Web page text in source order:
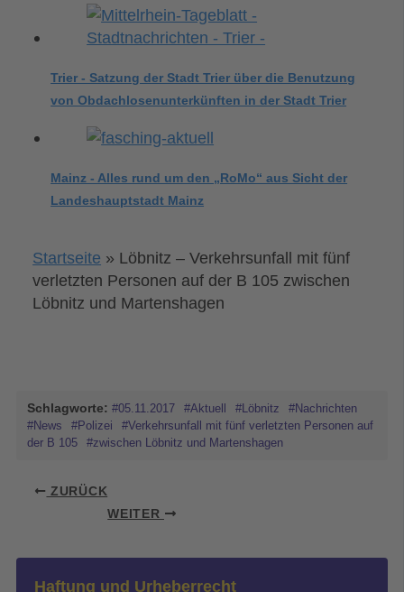
Trier - Satzung der Stadt Trier über die Benutzung
von Obdachlosenunterkünften in der Stadt Trier
Mainz - Alles rund um den „RoMo“ aus Sicht der
Landeshauptstadt Mainz
Startseite » Löbnitz – Verkehrsunfall mit fünf
verletzten Personen auf der B 105 zwischen
Löbnitz und Martenshagen
Schlagworte: #05.11.2017 #Aktuell #Löbnitz
#Nachrichten
#News
#Polizei
#Verkehrsunfall mit fünf verletzten Personen auf
der B 105
#zwischen Löbnitz und Martenshagen
ZURÜCK
WEITER
Haftung und Urheberrecht